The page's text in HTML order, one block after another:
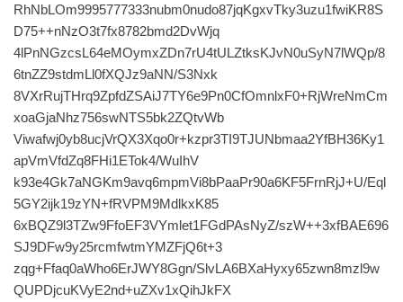
RhNbLOm9995777333nubm0nudo87jqKgxvTky3uzu1fwiKR8S
D75++nNzO3t7fx8782bmd2DvWjq
4lPnNGzcsL64eMOymxZDn7rU4tULZtksKJvN0uSyN7lWQp/8
6tnZZ9stdmLl0fXQJz9aNN/S3Nxk
8VXrRujTHrq9ZpfdZSAiJ7TY6e9Pn0CfOmnlxF0+RjWreNmCm
xoaGjaNhz756swNTS5bk2ZQtvWb
Viwafwj0yb8ucjVrQX3Xqo0r+kzpr3TI9TJUNbmaa2YfBH36Ky1
apVmVfdZq8FHi1ETok4/WuIhV
k93e4Gk7aNGKm9avq6mpmVi8bPaaPr90a6KF5FrnRjJ+U/Eql
5GY2ijk19zYN+fRVPM9MdlkxK85
6xBQZ9l3TZw9FfoEF3VYmlet1FGdPAsNyZ/szW++3xfBAE696
SJ9DFw9y25rcmfwtmYMZFjQ6t+3
zqg+Ffaq0aWho6ErJWY8Ggn/SlvLA6BXaHyxy65zwn8mzl9w
QUPDjcuKVyE2nd+uZXv1xQihJkFX